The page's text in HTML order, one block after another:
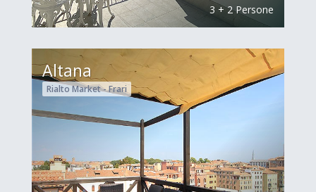
3 + 2 Persone
Altana
Rialto Market - Frari